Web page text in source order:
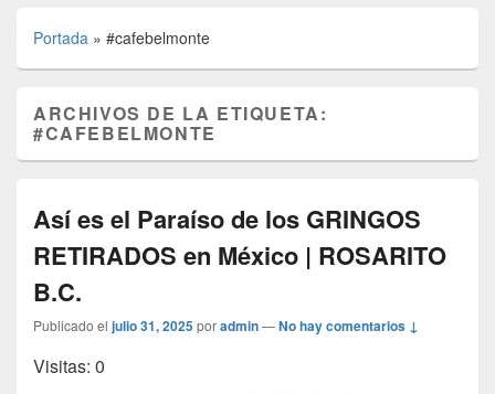
Portada » #cafebelmonte
ARCHIVOS DE LA ETIQUETA:
#CAFEBELMONTE
Así es el Paraíso de los GRINGOS
RETIRADOS en México | ROSARITO
B.C.
Publicado el julio 31, 2025poradmin—No hay comentarios ↓
Visitas: 0